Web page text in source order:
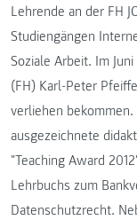
Lehrende an der FH
Studiengängen
Soziale Arbeit. Im
(FH) Karl-Peter
verliehen
ausgezeichnete
"Teaching Award
Lehrbuchs zum
Datenschutzrecht.